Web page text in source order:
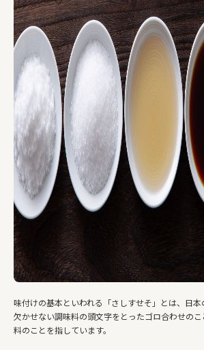
味付けの基本といわれる「さしすせそ」とは、日
欠かせない調味料の頭文字をとったゴロ合わせの
料のことを指しています。